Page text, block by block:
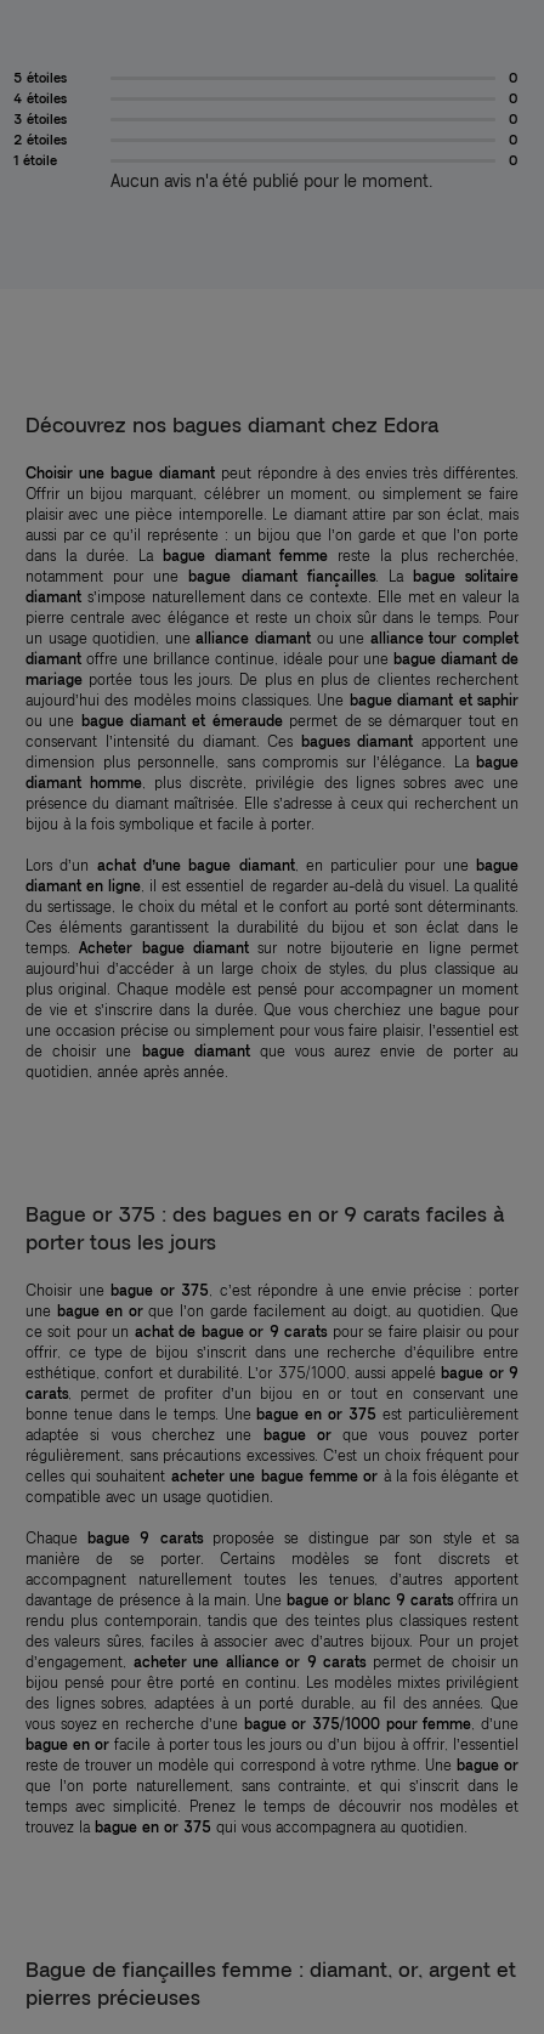
5 étoiles
0
4 étoiles
0
3 étoiles
0
2 étoiles
0
1 étoile
0
Aucun avis n'a été publié pour le moment.
Découvrez nos bagues diamant chez Edora
Choisir une bague diamantpeut répondre à des envies très différentes.
Offrir un bijou marquant, célébrer un moment, ou simplement se faire
plaisir avec une pièce intemporelle. Le diamant attire par son éclat, mais
aussi par ce qu’il représente : un bijou que l’on garde et que l’on porte
dans la durée. La bague diamant femme reste la plus recherchée,
notamment pour une
bague diamant fiançailles. La bague solitaire
diamant s’impose naturellement dans ce contexte. Elle met en valeur la
pierre centrale avec élégance et reste un choix sûr dans le temps. Pour
un usage quotidien, unealliance diamant ou une alliance tour complet
diamant offre une brillance continue, idéale pour une bague diamant de
mariage portée tous les jours. De plus en plus de clientes recherchent
aujourd’hui des modèles moins classiques. Une bague diamant et saphir
ou une bague diamant et émeraudepermet de se démarquer tout en
conservant l’intensité du diamant. Ces bagues diamant apportent une
dimension plus personnelle, sans compromis sur l’élégance. La bague
diamant homme, plus discrète, privilégie des lignes sobres avec une
présence du diamant maîtrisée. Elle s’adresse à ceux qui recherchent un
bijou à la fois symbolique et facile à porter.
Lors d’un achat d’une bague diamant, en particulier pour une bague
diamant en ligne, il est essentiel de regarder au-delà du visuel. La qualité
du sertissage, le choix du métal et le confort au porté sont déterminants.
Ces éléments garantissent la durabilité du bijou et son éclat dans le
temps. Acheter bague diamant sur notre bijouterie en ligne permet
aujourd’hui d’accéder à un large choix de styles, du plus classique au
plus original. Chaque modèle est pensé pour accompagner un moment
de vie et s’inscrire dans la durée. Que vous cherchiez une bague pour
une occasion précise ou simplement pour vous faire plaisir, l’essentiel est
de choisir une
bague diamantque vous aurez envie de porter au
quotidien, année après année.
Bague or 375 : des bagues en or 9 carats faciles à
porter tous les jours
Choisir une bague or 375, c’est répondre à une envie précise : porter
une bague en orque l’on garde facilement au doigt, au quotidien. Que
ce soit pour un achat de bague or 9 caratspour se faire plaisir ou pour
offrir, ce type de bijou s’inscrit dans une recherche d’équilibre entre
esthétique, confort et durabilité. L’or 375/1000, aussi appelé bague or 9
carats, permet de profiter d’un bijou en or tout en conservant une
bonne tenue dans le temps. Une bague en or 375 est particulièrement
adaptée si vous cherchez une
bague orque vous pouvez porter
régulièrement, sans précautions excessives. C’est un choix fréquent pour
celles qui souhaitent acheter une bague femme or à la fois élégante et
compatible avec un usage quotidien.
Chaque bague 9 caratsproposée se distingue par son style et sa
manière de se porter. Certains modèles se font discrets et
accompagnent naturellement toutes les tenues, d’autres apportent
davantage de présence à la main. Une bague or blanc 9 caratsoffrira un
rendu plus contemporain, tandis que des teintes plus classiques restent
des valeurs sûres, faciles à associer avec d’autres bijoux. Pour un projet
d’engagement, acheter une alliance or 9 caratspermet de choisir un
bijou pensé pour être porté en continu. Les modèles mixtes privilégient
des lignes sobres, adaptées à un porté durable, au fil des années. Que
vous soyez en recherche d’une bague or 375/1000 pour femme, d’une
bague en or facile à porter tous les jours ou d’un bijou à offrir, l’essentiel
reste de trouver un modèle qui correspond à votre rythme. Une bague or
que l’on porte naturellement, sans contrainte, et qui s’inscrit dans le
temps avec simplicité. Prenez le temps de découvrir nos modèles et
trouvez la bague en or 375 qui vous accompagnera au quotidien.
Bague de fiançailles femme : diamant, or, argent et
pierres précieuses